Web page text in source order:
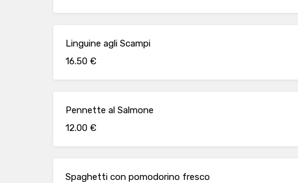
Linguine agli Scampi
16.50 €
Pennette al Salmone
12.00 €
Spaghetti con pomodorino fresco